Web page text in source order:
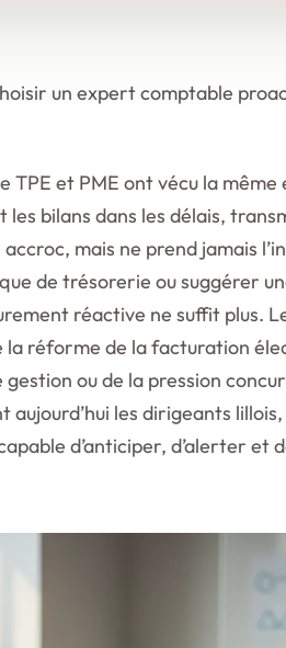
un expert comptable
TPE et PME ont vécu la
bilans dans les délais,
mais ne prend jamais
de trésorerie ou suggérer
réactive ne suffit plus.
la réforme de la facturation
ou de la pression
aujourd’hui les dirigeants
d’anticiper, d’alerter et